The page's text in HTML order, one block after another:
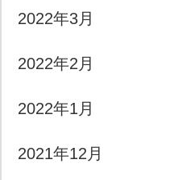
2022年3月
2022年2月
2022年1月
2021年12月